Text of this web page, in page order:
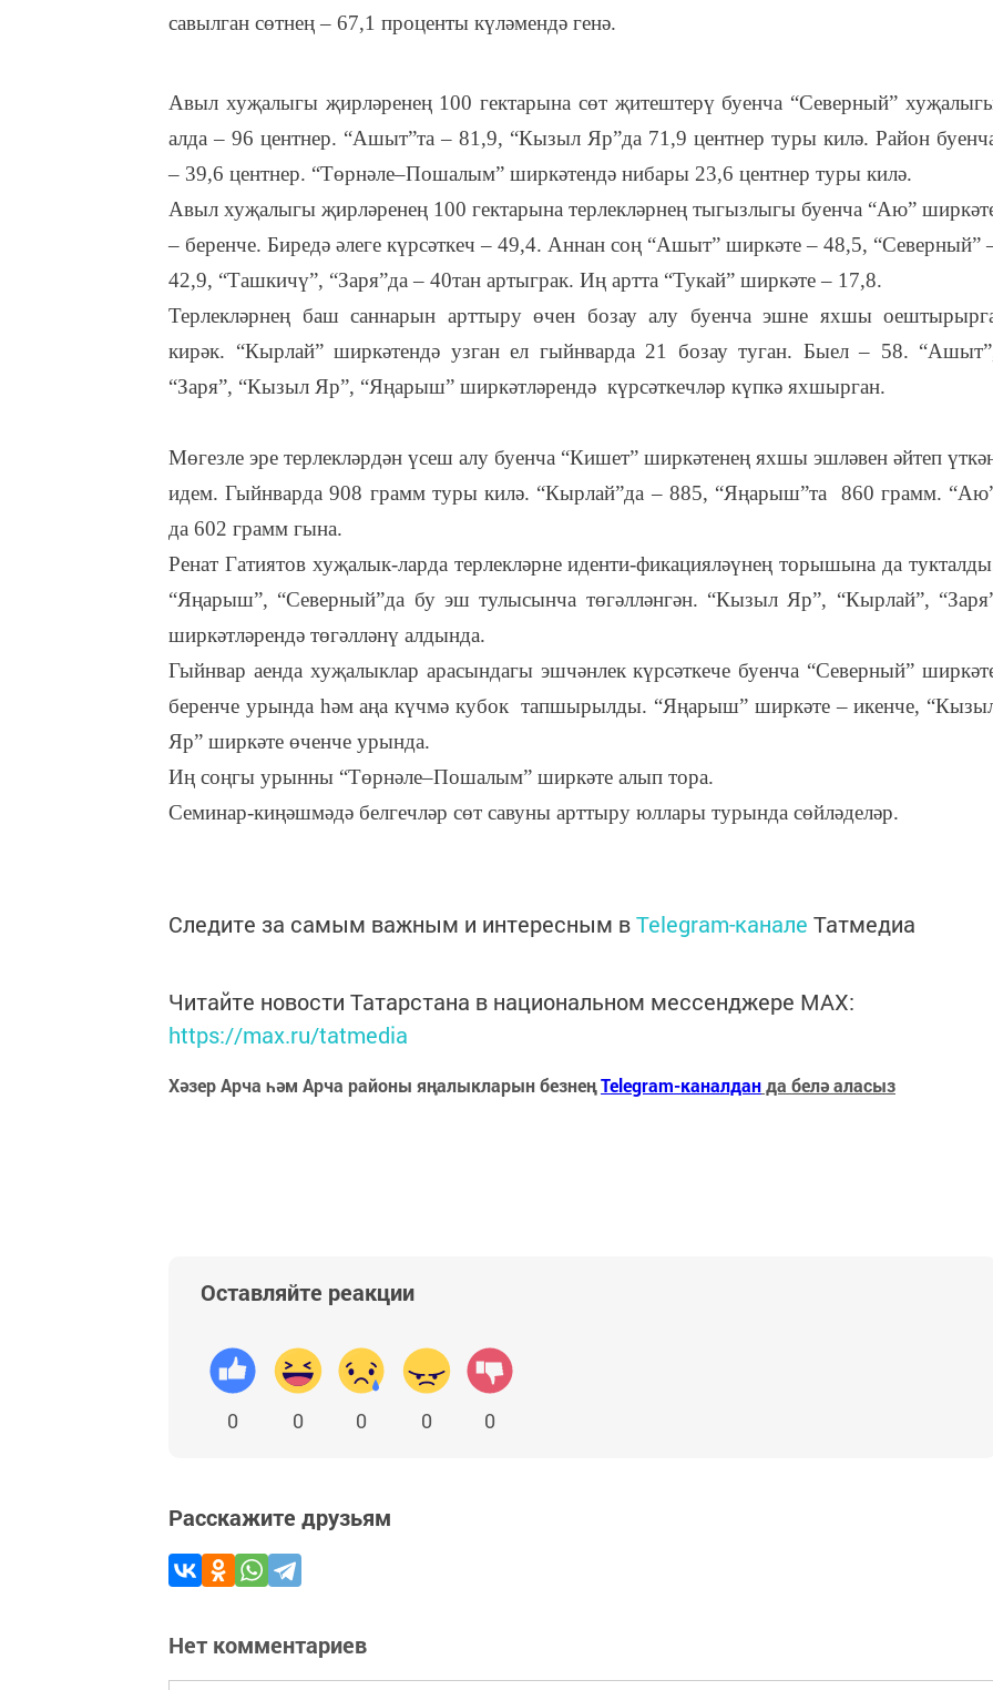
савылган сөтнең – 67,1 проценты күләмендә генә.
Авыл хуҗалыгы җирләренең 100 гектарына сөт җитештерү буенча “Северный”
алда – 96 центнер. “Ашыт”та – 81,9, “Кызыл Яр”да 71,9 центнер туры килә. Район
– 39,6 центнер. “Төрнәле–Пошалым” ширкәтендә нибары 23,6 центнер туры килә.
Авыл хуҗалыгы җирләренең 100 гектарына терлекләрнең тыгызлыгы буенча “Аю”
– беренче. Биредә әлеге күрсәткеч – 49,4. Аннан соң “Ашыт” ширкәте – 48,5, “Северный”
42,9, “Ташкичү”, “Заря”да – 40тан артыграк. Иң артта “Тукай” ширкәте – 17,8.
Терлекләрнең баш саннарын арттыру өчен бозау алу буенча эшне яхшы
кирәк. “Кырлай” ширкәтендә узган ел гыйнварда 21 бозау туган. Быел – 58.
“Заря”, “Кызыл Яр”, “Яңарыш” ширкәтләрендә күрсәткечләр күпкә яхшырган.
Мөгезле эре терлекләрдән үсеш алу буенча “Кишет” ширкәтенең яхшы эшләвен әйтеп
идем. Гыйнварда 908 грамм туры килә. “Кырлай”да – 885, “Яңарыш”та 860 грамм.
да 602 грамм гына.
Ренат Гатиятов хуҗалык-ларда терлекләрне иденти-фикацияләүнең торышына да
“Яңарыш”, “Северный”да бу эш тулысынча төгәлләнгән. “Кызыл Яр”, “Кырлай”,
ширкәтләрендә төгәлләнү алдында.
Гыйнвар аенда хуҗалыклар арасындагы эшчәнлек күрсәткече буенча “Северный”
беренче урында һәм аңа күчмә кубок тапшырылды. “Яңарыш” ширкәте – икенче,
Яр” ширкәте өченче урында.
Иң соңгы урынны “Төрнәле–Пошалым” ширкәте алып тора.
Семинар-киңәшмәдә белгечләр сөт савуны арттыру юллары турында сөйләделәр.
Следите за самым важным и интересным вTelegram-канале Татмедиа
Читайте новости Татарстана в национальном мессенджере MАХ:
https://max.ru/tatmedia
Хәзер Арча һәм Арча районы яңалыкларын безнеңTelegram-каналданда белә аласыз
Оставляйте реакции
0 0 0 0 0
Расскажите друзьям
Нет комментариев